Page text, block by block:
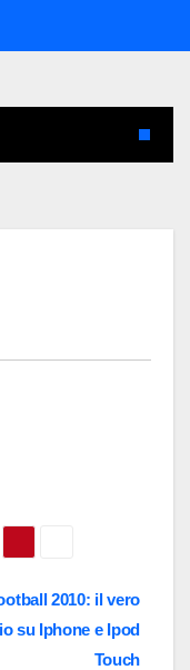
2010: il vero
su Iphone e Ipod
Touch